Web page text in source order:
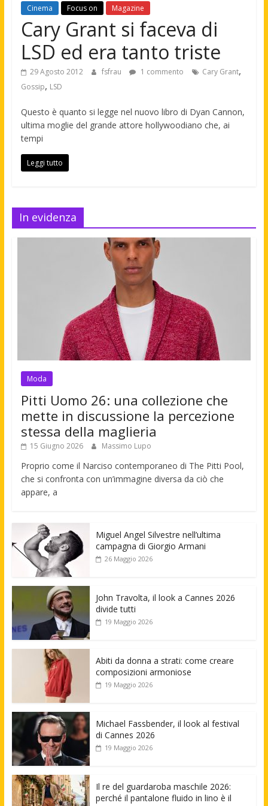
Cinema Focus on Magazine
Cary Grant si faceva di
LSD ed era tanto triste
29 Agosto 2012 fsfrau 1 commento Cary Grant,
Gossip, LSD
Questo è quanto si legge nel nuovo libro di Dyan Cannon,
ultima moglie del grande attore hollywoodiano che, ai
tempi
Leggi tutto
In evidenza
Moda
Pitti Uomo 26: una collezione che
mette in discussione la percezione
stessa della maglieria
15 Giugno 2026 Massimo Lupo
Proprio come il Narciso contemporaneo di The Pitti Pool,
che si confronta con un’immagine diversa da ciò che
appare, a
Miguel Angel Silvestre nell’ultima
campagna di Giorgio Armani
26 Maggio 2026
John Travolta, il look a Cannes 2026
divide tutti
19 Maggio 2026
Abiti da donna a strati: come creare
composizioni armoniose
19 Maggio 2026
Michael Fassbender, il look al festival
di Cannes 2026
19 Maggio 2026
Il re del guardaroba maschile 2026:
perché il pantalone fluido in lino è il